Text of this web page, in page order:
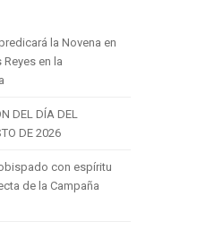
la Novena en
en la
DEL DÍA DEL
DE 2026
con espíritu
de la Campaña